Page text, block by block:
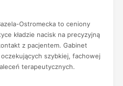
Ostromecka to ceniony
kładzie nacisk na precyzyjną
z pacjentem. Gabinet
szybkiej, fachowej
terapeutycznych.